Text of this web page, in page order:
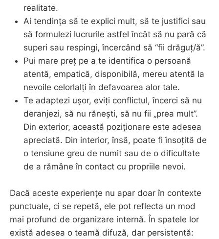
realitate.
Ai tendința să te explici mult, să te justifici sau
să formulezi lucrurile astfel încât să nu pară că
superi sau respingi, încercând să “fii drăguț/ă”.
Pui mare preț pe a te identifica o persoană
atentă, empatică, disponibilă, mereu atentă la
nevoile celorlalți în defavoarea alor tale.
Te adaptezi ușor, eviți conflictul, încerci să nu
deranjezi, să nu rănești, să nu fii „prea mult”.
Din exterior, această poziționare este adesea
apreciată. Din interior, însă, poate fi însoțită de
o tensiune greu de numit sau de o dificultate
de a rămâne în contact cu propriile nevoi.
Dacă aceste experiențe nu apar doar în contexte
punctuale, ci se repetă, ele pot reflecta un mod
mai profund de organizare internă. În spatele lor
există adesea o teamă difuză, dar persistentă: